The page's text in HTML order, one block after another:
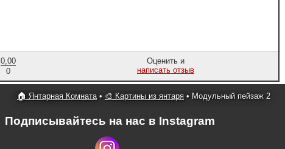
0,00
0
Оценить и
написать отзыв
🏠 Янтарная Комната• 🎨 Картины из янтаря • Модульный пейзаж 2
Подписывайтесь на нас в Instagram